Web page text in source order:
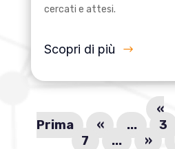
cercati e attesi.
Scopri di più
«
Prima
« ... 3
7
... »